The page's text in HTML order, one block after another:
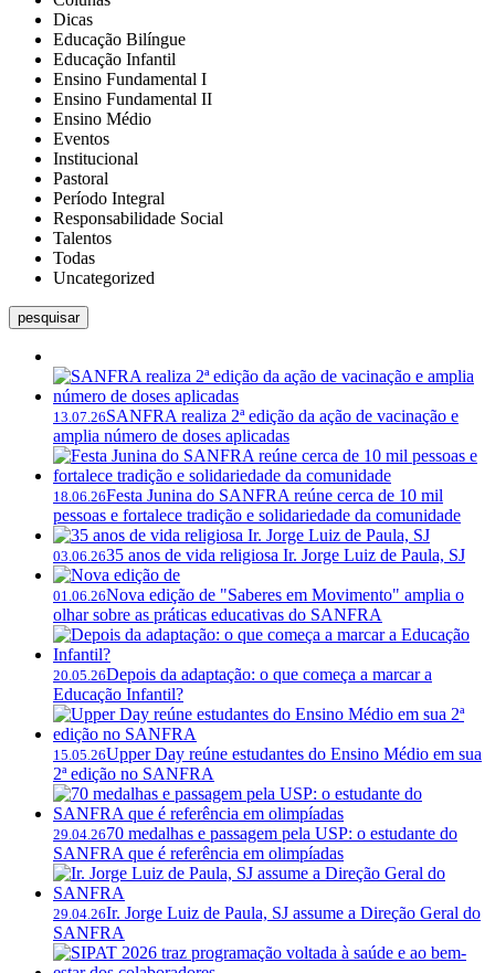
Dicas
Educação Bilíngue
Educação Infantil
Ensino Fundamental I
Ensino Fundamental II
Ensino Médio
Eventos
Institucional
Pastoral
Período Integral
Responsabilidade Social
Talentos
Todas
Uncategorized
pesquisar
13.07.26SANFRA realiza 2ª edição da ação de vacinação e
amplia número de doses aplicadas
18.06.26Festa Junina do SANFRA reúne cerca de 10 mil
pessoas e fortalece tradição e solidariedade da comunidade
03.06.2635 anos de vida religiosa Ir. Jorge Luiz de Paula, SJ
01.06.26Nova edição de "Saberes em Movimento" amplia o
olhar sobre as práticas educativas do SANFRA
20.05.26Depois da adaptação: o que começa a marcar a
Educação Infantil?
15.05.26Upper Day reúne estudantes do Ensino Médio em sua
2ª edição no SANFRA
29.04.2670 medalhas e passagem pela USP: o estudante do
SANFRA que é referência em olimpíadas
29.04.26Ir. Jorge Luiz de Paula, SJ assume a Direção Geral do
SANFRA